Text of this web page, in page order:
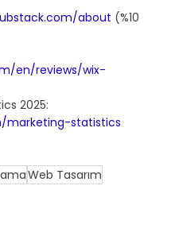
about (%10
en/reviews/wix-
2025:
marketing-statistics
Web Tasarım